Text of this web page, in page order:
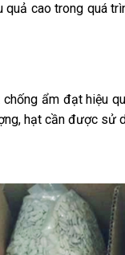
cao trong quá
ẩm đạt hiệu
hạt cần được sử